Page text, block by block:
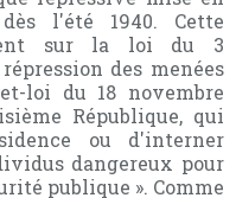
l'été 1940. Cette
sur la loi du 3
des menées
loi du 18 novembre
République, qui
ou d'interner
dangereux pour
publique ». Comme